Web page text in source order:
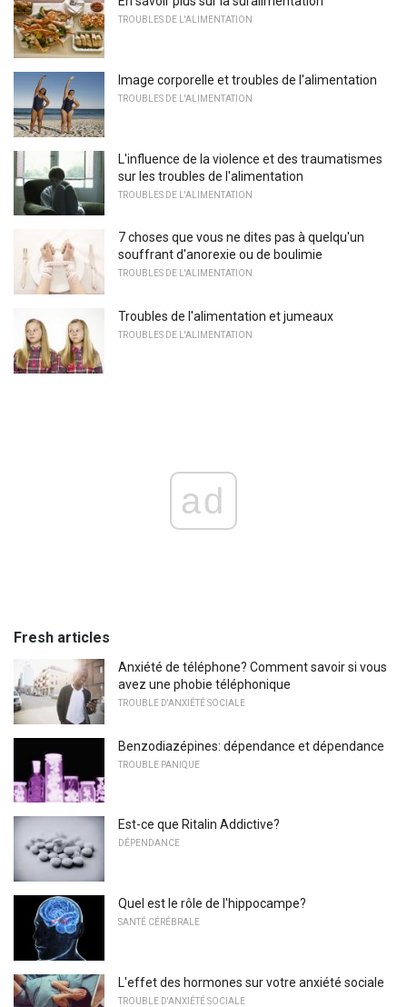
TROUBLES DE L'ALIMENTATION
Image corporelle et troubles de l'alimentation
TROUBLES DE L'ALIMENTATION
L'influence de la violence et des traumatismes
sur les troubles de l'alimentation
TROUBLES DE L'ALIMENTATION
7 choses que vous ne dites pas à quelqu'un
souffrant d'anorexie ou de boulimie
TROUBLES DE L'ALIMENTATION
Troubles de l'alimentation et jumeaux
TROUBLES DE L'ALIMENTATION
ad
Fresh articles
Anxiété de téléphone? Comment savoir si vous
avez une phobie téléphonique
TROUBLE D'ANXIÉTÉ SOCIALE
Benzodiazépines: dépendance et dépendance
TROUBLE PANIQUE
Est-ce que Ritalin Addictive?
DÉPENDANCE
Quel est le rôle de l'hippocampe?
SANTÉ CÉRÉBRALE
L'effet des hormones sur votre anxiété sociale
TROUBLE D'ANXIÉTÉ SOCIALE